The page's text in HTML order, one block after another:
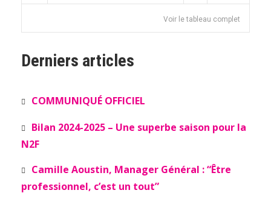
Voir le tableau complet
Derniers articles
COMMUNIQUÉ OFFICIEL
Bilan 2024-2025 – Une superbe saison pour la
N2F
Camille Aoustin, Manager Général : “Être
professionnel, c’est un tout”